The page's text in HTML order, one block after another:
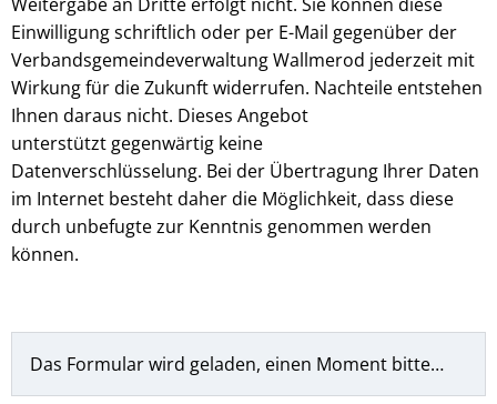
Einwilligung schriftlich oder per E-Mail gegenüber der
Verbandsgemeindeverwaltung Wallmerod jederzeit mit
Wirkung für die Zukunft widerrufen. Nachteile entstehen
Ihnen daraus nicht. Dieses Angebot
unterstützt gegenwärtig keine
Datenverschlüsselung. Bei der Übertragung Ihrer Daten
im Internet besteht daher die Möglichkeit, dass diese
durch unbefugte zur Kenntnis genommen werden
können.
Das Formular wird geladen, einen Moment bitte…